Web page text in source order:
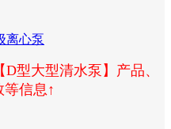
型大型清水泵】产品、
信息↑